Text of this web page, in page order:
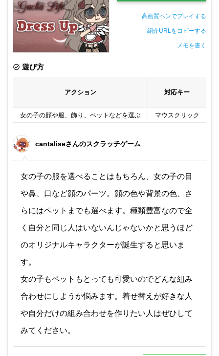
高画質ペンでプレイする
紹介URLをコピーする
メモを書く
遊び方
アクション 対応キー
女の子の顔や服、飾り、ペットなどを選ぶ マウスクリック
cantaliseさんのスクラッチゲーム
女の子の服を選べることはもちろん、女の子の目
や鼻、口など顔のパーツ。顔の色や背景の色、さ
らにはペットまでも選べます。種類豊富なので全
く自分と同じ人はいないんじゃないかと思うほど
のオリジナルキャラクターが誕生すると思いま
す。
女の子もペットもとっても可愛いのでどんな組み
合わせにしようか悩みます。着せ替えが好きな人
や自分だけの組み合わせを作りたい人はぜひして
みてください。